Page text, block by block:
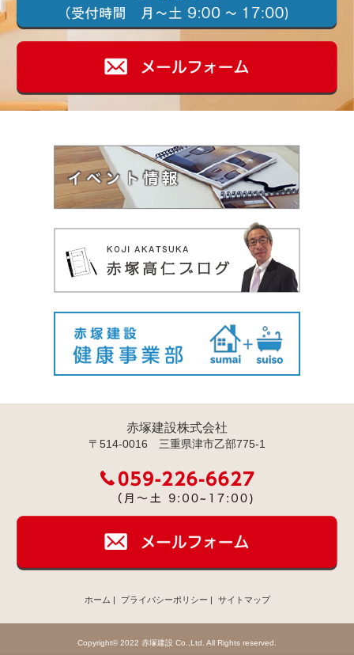
赤塚建設株式会社
〒514-0016 三重県津市乙部775-1
ホーム | プライバシーポリシー | サイトマップ
Copyright© 2022 赤塚建設 Co.,Ltd. All Rights reserved.